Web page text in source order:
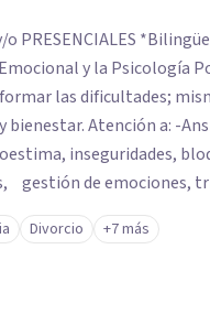
A través del momento
y la Psicología
bienestar. Atención a: -
inseguridades,
gestión de emociones,
o realizar
encontrar las
Divorcio +7 más